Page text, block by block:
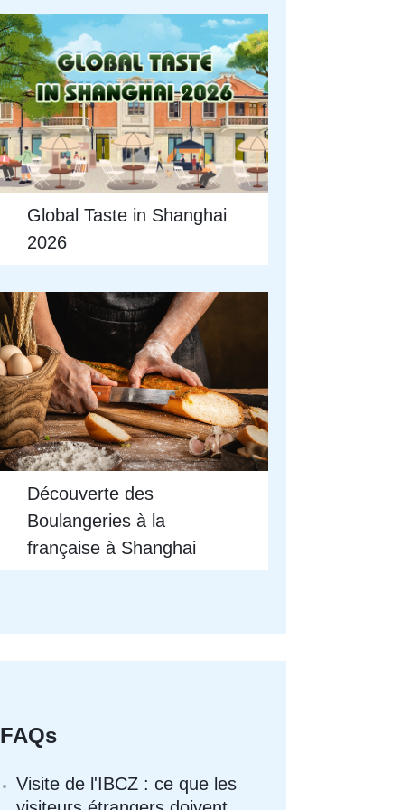
Global Taste in Shanghai
2026
Découverte des
Boulangeries à la
française à Shanghai
FAQs
Visite de l'IBCZ : ce que les